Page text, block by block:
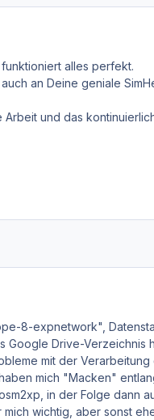
alles perfekt.
an Deine geniale
und das
8-expnetwork",
Google Drive-Verzeichnis
mit der
mich "Macken"
in der Folge dann
wichtig, aber sonst